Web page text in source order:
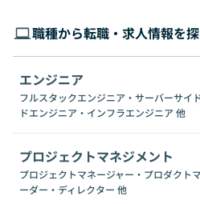
職種から転職・求人情報を
エンジニア
フルスタックエンジニア・サーバーサイ
ドエンジニア・インフラエンジニア 他
プロジェクトマネジメント
プロジェクトマネージャー・プロダクト
ーダー・ディレクター 他